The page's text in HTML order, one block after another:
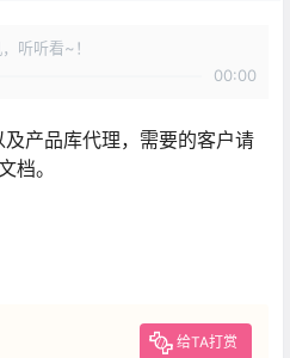
听听看~！
00:00
产品库代理，需要的客户请
档。
给TA打赏